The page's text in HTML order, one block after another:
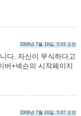
2008년 7월 16일, 5:03 오전
다. 자신이 무식하다고
버+넥슨의 시작페이지
2008년 7월 16일, 5:07 오전